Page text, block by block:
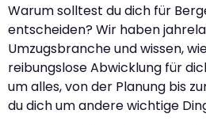
Warum solltest du dich für
entscheiden? Wir haben
Umzugsbranche und wissen,
reibungslose Abwicklung für
um alles, von der Planung bis
du dich um andere wichtige